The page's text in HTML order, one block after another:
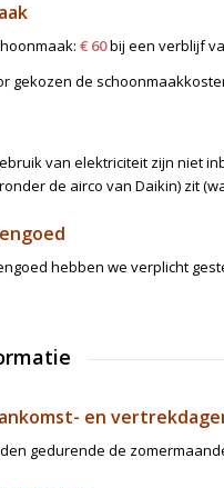
€ 60bij een verblijf
gekozen de
van elektriciteit zijn niet
de airco van Daikin) zit
hebben we verplicht
en
gedurende de